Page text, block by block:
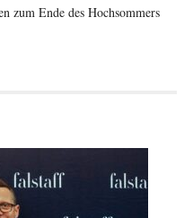
zum Ende des Hochsommers